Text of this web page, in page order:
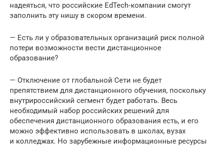
надеяться, что российские EdTech‑компании смогут
заполнить эту нишу в скором времени.
— Есть ли у образовательных организаций риск полной
потери возможности вести дистанционное
образование?
— Отключение от глобальной Сети не будет
препятствием для дистанционного обучения, поскольку
внутрироссийский сегмент будет работать. Весь
необходимый набор российских решений для
обеспечения дистанционного образования есть, и его
можно эффективно использовать в школах, вузах
и колледжах. Но зарубежные информационные ресурсы